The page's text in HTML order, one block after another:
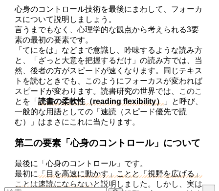
心身のコントロール技術を最後にまわして、フォーカ
スについて説明しましょう。
言うまでもなく、心理学的な観点から考えられる3要
素の最初の要素です。
「てにをは」などまで意識し、吟味するような読み方
と、「ざっと大意を把握するだけ」の読み方では、当
然、後者の方がスピードが速くなります。同じテキス
トを読むときでも、このようにフォーカスが変われば
スピードが変わります。読書研究の世界では、このこ
とを「読書の柔軟性（reading flexibility） 」と呼び、
一般的な用語としての「速読（スピード優先で読
む）」はまさにこれに当たります。
第二の要素「心身のコントロール」について
最後に「心身のコントロール」です。
最初に「目を高速に動かす」ことと「視野を広げる」
ことは速読にならないと説明しました。しかし、実は